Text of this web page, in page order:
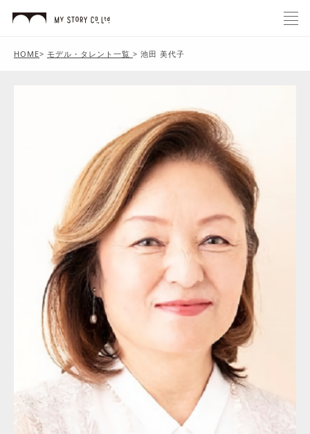
HOME> モデル・タレント一覧 > 池田 美代子